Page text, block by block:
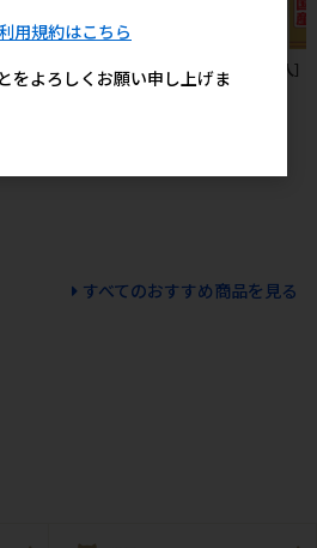
［ペティオ］猫小町ソフトハー
ネスリード まり S レッド
［友人
すべてのおすすめ商品を見る
用規約はこちら
をよろしくお願い申し上げま